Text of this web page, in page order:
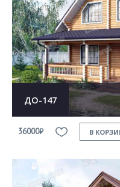
ДО-147
36000₽ В